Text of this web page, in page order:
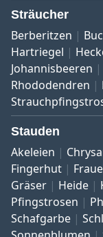
Sträucher
Berberitzen
Hartriegel
Johannisbeeren
Rhododendren
Stauden
Akeleien
Fingerhut
Gräser
Heide
Pfingstrosen
Schafgarbe